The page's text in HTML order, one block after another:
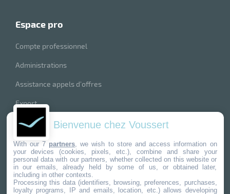
espace pro
Compte professionnel
Administrations
Assistance appels d’offres
Export
index produits
nos marques
Bienvenue chez Voussert
With our 7 partners , we wish to store and access information on
your devices (cookies, pixels, etc.), combine and share your
personal data with our partners, whether collected on this website or
in our emails, already held by some of us, or obtained later,
including in other contexts.
Processing this data (identifiers, browsing, preferences, purchases,
loyalty programs, IP and emails, location, etc.) allows developing